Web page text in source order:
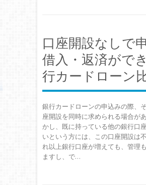
口座開設なしで
借入・返済がで
行カードローン
銀行カードローンの申込みの際、
座開設を同時に求められる場合が
かし、既に持っている他の銀行口
いという方には、この口座開設は
れ以上銀行口座が増えても、管理
ますし、で…